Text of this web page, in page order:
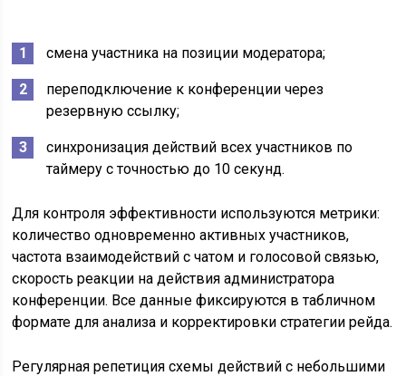
смена участника на позиции модератора;
переподключение к конференции через
резервную ссылку;
синхронизация действий всех участников по
таймеру с точностью до 10 секунд.
Для контроля эффективности используются метрики:
количество одновременно активных участников,
частота взаимодействий с чатом и голосовой связью,
скорость реакции на действия администратора
конференции. Все данные фиксируются в табличном
формате для анализа и корректировки стратегии рейда.
Регулярная репетиция схемы действий с небольшими